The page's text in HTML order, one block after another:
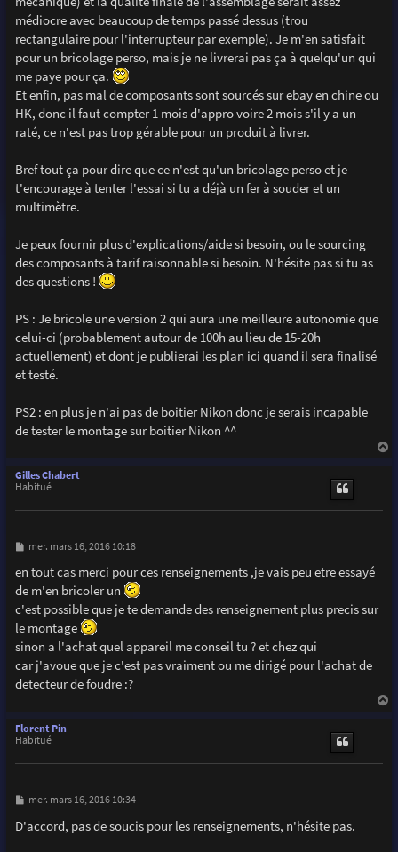
médiocre avec beaucoup de temps passé dessus (trou
rectangulaire pour l'interrupteur par exemple). Je m'en satisfait
pour un bricolage perso, mais je ne livrerai pas ça à quelqu'un qui
me paye pour ça.
Et enfin, pas mal de composants sont sourcés sur ebay en chine ou
HK, donc il faut compter 1 mois d'appro voire 2 mois s'il y a un
raté, ce n'est pas trop gérable pour un produit à livrer.
Bref tout ça pour dire que ce n'est qu'un bricolage perso et je
t'encourage à tenter l'essai si tu a déjà un fer à souder et un
multimètre.
Je peux fournir plus d'explications/aide si besoin, ou le sourcing
des composants à tarif raisonnable si besoin. N'hésite pas si tu as
des questions !
PS : Je bricole une version 2 qui aura une meilleure autonomie que
celui-ci (probablement autour de 100h au lieu de 15-20h
actuellement) et dont je publierai les plan ici quand il sera finalisé
et testé.
PS2 : en plus je n'ai pas de boitier Nikon donc je serais incapable
de tester le montage sur boitier Nikon ^^
Gilles Chabert
Habitué
M
s
s
a
e
mer. mars 16, 2016 10:18
en tout cas merci pour ces renseignements ,je vais peu etre essayé
de m'en bricoler un
c'est possible que je te demande des renseignement plus precis sur
le montage
sinon a l'achat quel appareil me conseil tu ? et chez qui
car j'avoue que je c'est pas vraiment ou me dirigé pour l'achat de
detecteur de foudre :?
Florent Pin
Habitué
M
s
s
mer. mars 16, 2016 10:34
D'accord, pas de soucis pour les renseignements, n'hésite pas.